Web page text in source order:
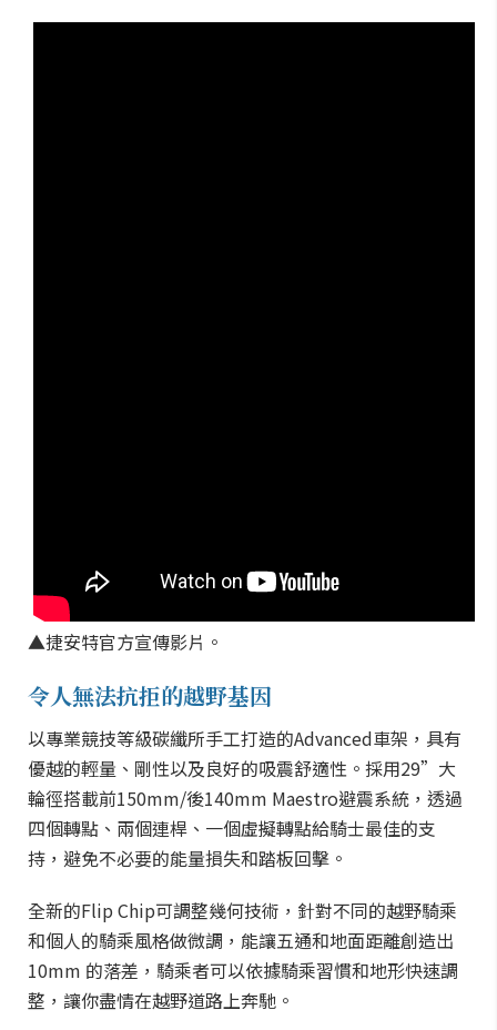
▲捷安特官方宣傳影片。
令人無法抗拒的越野基因
以專業競技等級碳纖所手工打造的Advanced車架，具有
優越的輕量、剛性以及良好的吸震舒適性。採用29”大
輪徑搭載前150mm/後140mm Maestro避震系統，透過
四個轉點、兩個連桿、一個虛擬轉點給騎士最佳的支
持，避免不必要的能量損失和踏板回擊。
全新的Flip Chip可調整幾何技術，針對不同的越野騎乘
和個人的騎乘風格做微調，能讓五通和地面距離創造出
10mm 的落差，騎乘者可以依據騎乘習慣和地形快速調
整，讓你盡情在越野道路上奔馳。